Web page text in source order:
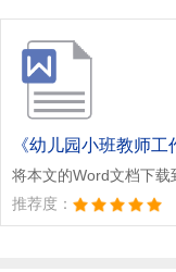
《幼儿园小班教师工
将本文的Word文档下
推荐度：